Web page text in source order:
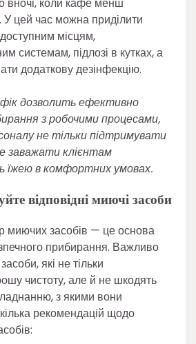
вночі, коли кафе менш
У цей час можна приділити
місцям,
системам, підлозі в кутках, а
додаткову дезінфекцію.
дозволить ефективно
з робочими процесами,
не тільки підтримувати
заважати клієнтам
їжею в комфортних умовах.
відповідні миючі засоби
миючих засобів — це основа
прибирання. Важливо
які не тільки
чистоту, але й не шкодять
з якими вони
рекомендацій щодо